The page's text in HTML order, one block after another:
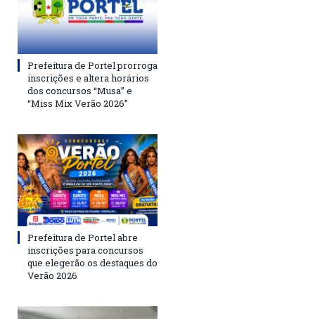
Prefeitura de Portel prorroga
inscrições e altera horários
dos concursos “Musa” e
“Miss Mix Verão 2026”
Prefeitura de Portel abre
inscrições para concursos
que elegerão os destaques do
Verão 2026